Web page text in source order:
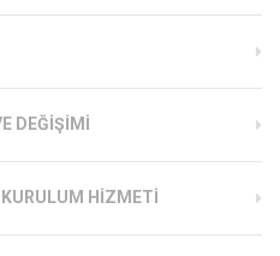
DEĞIŞIMI
KURULUM HIZMETI